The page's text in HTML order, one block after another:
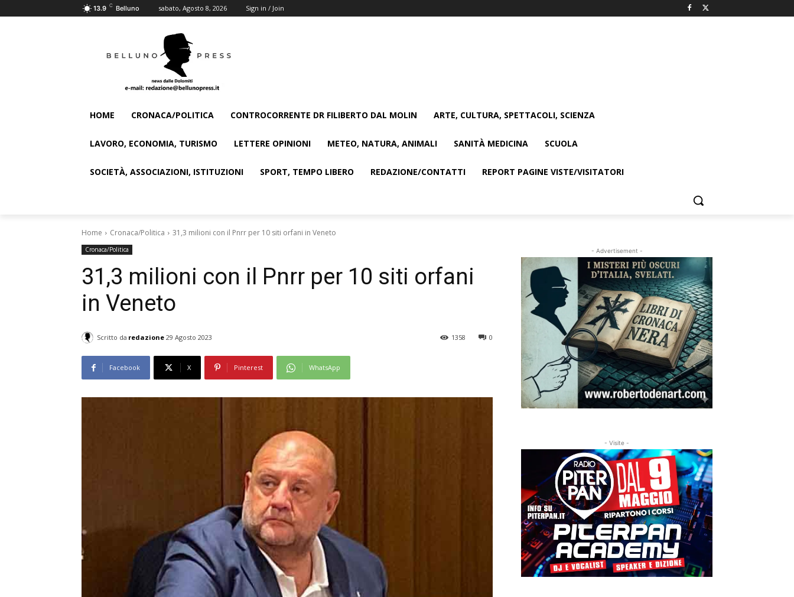
13.9 C Belluno sabato, Agosto 8, 2026 Sign in / Join
HOME CRONACA/POLITICA CONTROCORRENTE DR FILIBERTO DAL MOLIN ARTE, CULTURA, SPETTACOLI, SCIENZA
LAVORO, ECONOMIA, TURISMO LETTERE OPINIONI METEO, NATURA, ANIMALI SANITÀ MEDICINA SCUOLA
SOCIETÀ, ASSOCIAZIONI, ISTITUZIONI SPORT, TEMPO LIBERO REDAZIONE/CONTATTI REPORT PAGINE VISTE/VISITATORI
Home Cronaca/Politica 31,3 milioni con il Pnrr per 10 siti orfani in Veneto
Cronaca/Politica
31,3 milioni con il Pnrr per 10 siti orfani
in Veneto
Scritto da redazione 29 Agosto 2023 0
1358
Facebook X Pinterest WhatsApp
- Advertisement -
- Visite -